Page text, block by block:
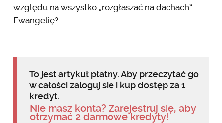
względu na wszystko „rozgłaszać na dachach”
Ewangelię?
To jest artykuł płatny. Aby przeczytać go
w całości zaloguj się i kup dostęp za 1
kredyt.
Nie masz konta? Zarejestruj się, aby
otrzymać 2 darmowe kredyty!